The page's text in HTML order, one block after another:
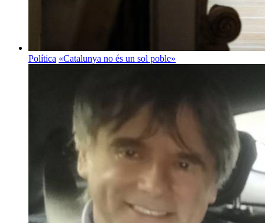
Política «Catalunya no és un sol poble»